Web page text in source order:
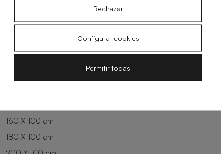
180 X 70 cm
140 X 80 cm
160 X 80 cm
200 X 80 cm
160 X 90 cm
180 X 90 cm
200 X 90 cm
160 X 100 cm
180 X 100 cm
Rechazar
Configurar cookies
Permitir todas